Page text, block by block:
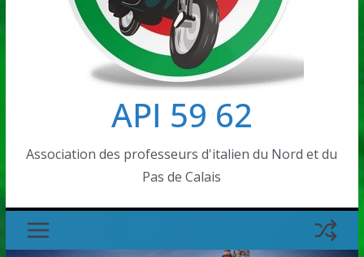
API 59 62
Association des professeurs d'italien du Nord et du
Pas de Calais